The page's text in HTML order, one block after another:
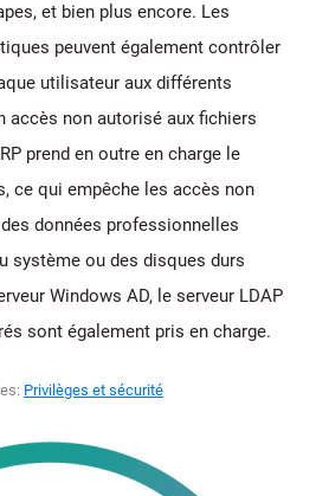
et bien plus encore. Les
peuvent également contrôler
utilisateur aux différents
accès non autorisé aux fichiers
prend en outre en charge le
ce qui empêche les accès non
données professionnelles
système ou des disques durs
Windows AD, le serveur LDAP
sont également pris en charge.
Privilèges et sécurité